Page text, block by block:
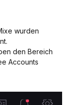
wurden
den Bereich
Accounts